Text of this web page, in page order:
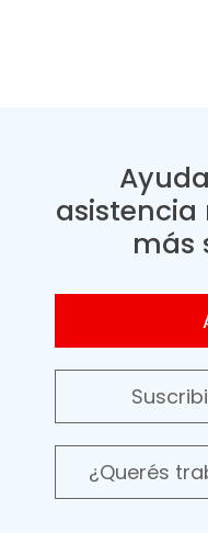
más
¿Querés